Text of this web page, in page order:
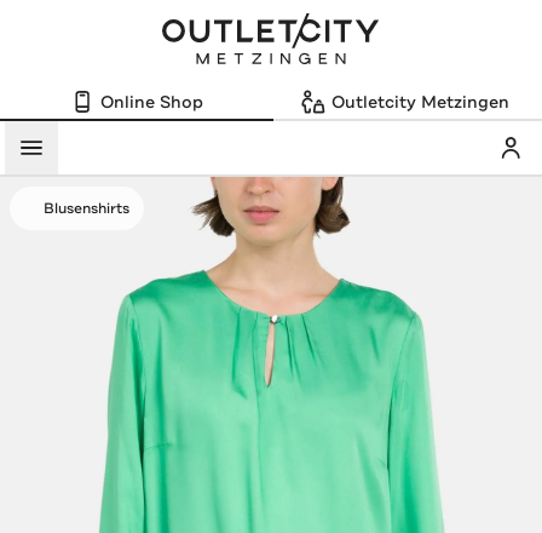
Online Shop Outletcity Metzingen
Menü
Blusenshirts